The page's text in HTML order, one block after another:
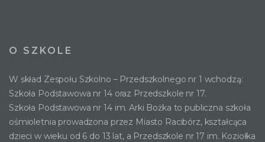
O SZKOLE
W skład Zespołu Szkolno – Przedszkolnego nr 1 wchodzą:
Szkoła Podstawowa nr 14 oraz Przedszkole nr 17.
Szkoła Podstawowa nr 14 im. Arki Bożka to publiczna szkoła
ośmioletnia prowadzona przez Miasto Racibórz, kształcąca
dzieci w wieku od 6 do 13 lat, a Przedszkole nr 17 im. Koziołka